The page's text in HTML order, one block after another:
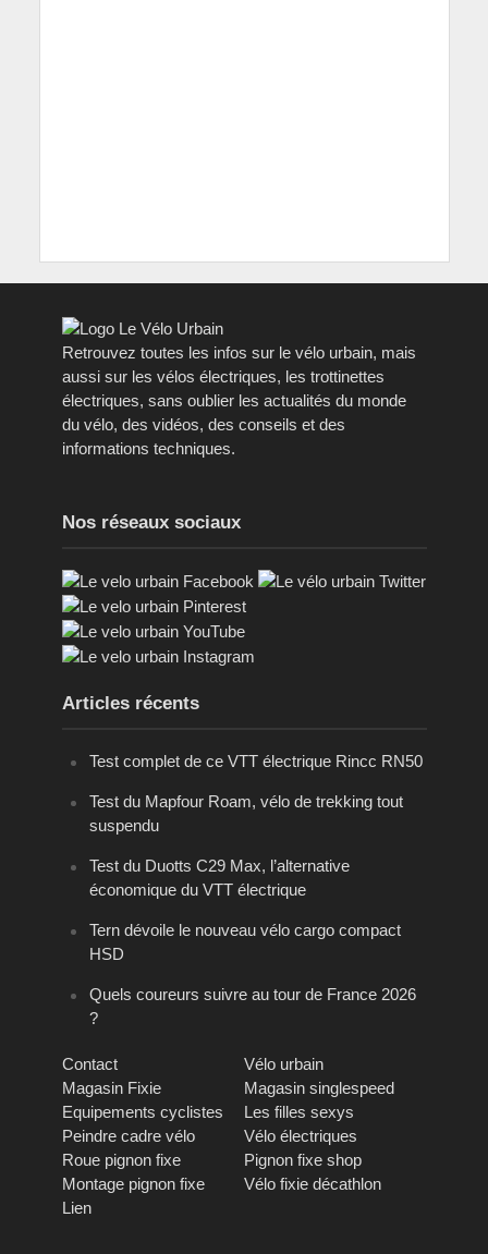
Retrouvez toutes les infos sur le vélo urbain, mais
aussi sur les vélos électriques, les trottinettes
électriques, sans oublier les actualités du monde
du vélo, des vidéos, des conseils et des
informations techniques.
Nos réseaux sociaux
Articles récents
Test complet de ce VTT électrique Rincc RN50
Test du Mapfour Roam, vélo de trekking tout
suspendu
Test du Duotts C29 Max, l’alternative
économique du VTT électrique
Tern dévoile le nouveau vélo cargo compact
HSD
Quels coureurs suivre au tour de France 2026
?
Contact
Vélo urbain
Magasin Fixie
Magasin singlespeed
Equipements cyclistes
Les filles sexys
Peindre cadre vélo
Vélo électriques
Roue pignon fixe
Pignon fixe shop
Montage pignon fixe
Vélo fixie décathlon
Lien